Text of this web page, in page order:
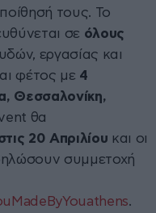
τους. Το
σε όλους
εργασίας και
φέτος με 4
Θεσσαλονίκη,
θα
20 Απριλίου και οι
συμμετοχή
.